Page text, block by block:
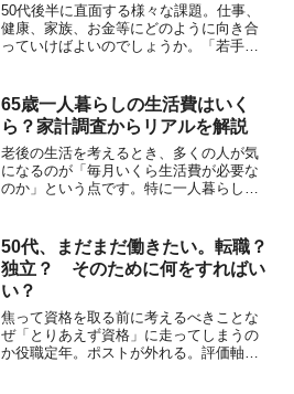
50代後半に直面する様々な課題。仕事、
健康、家族、お金等にどのように向き合
っていけばよいのでしょうか。「若手」
い不安を抱えています。一方で、「よう
やく自由になれた」と...
65歳一人暮らしの生活費はいく
ら？家計調査からリアルを解説
老後の生活を考えるとき、多くの人が気
になるのが「毎月いくら生活費が必要な
のか」という点です。特に一人暮らしの
総務省統計局の最新「家計調査」をもと
に、65歳以上の一人暮ら...
50代、まだまだ働きたい。転職？
独立？ そのために何をすればい
い？
焦って資格を取る前に考えるべきことな
ぜ「とりあえず資格」に走ってしまうの
か役職定年。ポストが外れる。評価軸が